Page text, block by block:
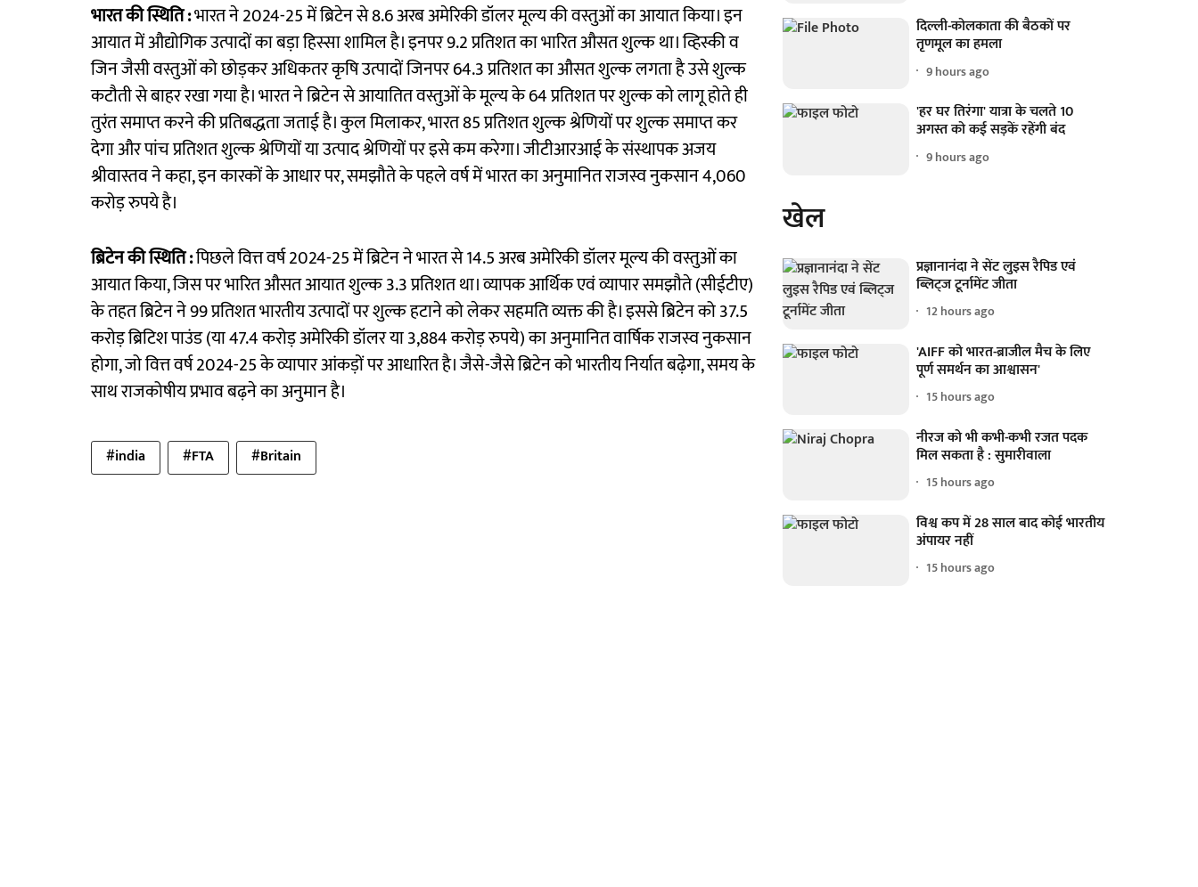
भारत की स्थिति :भारत ने 2024-25 में ब्रिटेन से 8.6 अरब अमेरिकी डॉलर मूल्य की वस्तुओं का आयात किया। इन
आयात में औद्योगिक उत्पादों का बड़ा हिस्सा शामिल है। इनपर 9.2 प्रतिशत का भारित औसत शुल्क था। व्हिस्की व
जिन जैसी वस्तुओं को छोड़कर अधिकतर कृषि उत्पादों जिनपर 64.3 प्रतिशत का औसत शुल्क लगता है उसे शुल्क
कटौती से बाहर रखा गया है। भारत ने ब्रिटेन से आयातित वस्तुओं के मूल्य के 64 प्रतिशत पर शुल्क को लागू होते ही
तुरंत समाप्त करने की प्रतिबद्धता जताई है। कुल मिलाकर, भारत 85 प्रतिशत शुल्क श्रेणियों पर शुल्क समाप्त कर
देगा और पांच प्रतिशत शुल्क श्रेणियों या उत्पाद श्रेणियों पर इसे कम करेगा। जीटीआरआई के संस्थापक अजय
श्रीवास्तव ने कहा, इन कारकों के आधार पर, समझौते के पहले वर्ष में भारत का अनुमानित राजस्व नुकसान 4,060
करोड़ रुपये है।
ब्रिटेन की स्थिति :पिछले वित्त वर्ष 2024-25 में ब्रिटेन ने भारत से 14.5 अरब अमेरिकी डॉलर मूल्य की वस्तुओं का
आयात किया, जिस पर भारित औसत आयात शुल्क 3.3 प्रतिशत था। व्यापक आर्थिक एवं व्यापार समझौते (सीईटीए)
के तहत ब्रिटेन ने 99 प्रतिशत भारतीय उत्पादों पर शुल्क हटाने को लेकर सहमति व्यक्त की है। इससे ब्रिटेन को 37.5
करोड़ ब्रिटिश पाउंड (या 47.4 करोड़ अमेरिकी डॉलर या 3,884 करोड़ रुपये) का अनुमानित वार्षिक राजस्व नुकसान
होगा, जो वित्त वर्ष 2024-25 के व्यापार आंकड़ों पर आधारित है। जैसे-जैसे ब्रिटेन को भारतीय निर्यात बढ़ेगा, समय के
साथ राजकोषीय प्रभाव बढ़ने का अनुमान है।
#india #FTA #Britain
दिल्ली-कोलकाता की बैठकों पर
तृणमूल का हमला
9 hours ago
'हर घर तिरंगा' यात्रा के चलते 10
अगस्त को कई सड़कें रहेंगी बंद
9 hours ago
खेल
प्रज्ञानानंदा ने सेंट लुइस रैपिड एवं
ब्लिट्ज टूर्नामेंट जीता
12 hours ago
'AIFF को भारत-ब्राजील मैच के लिए
पूर्ण समर्थन का आश्वासन'
15 hours ago
नीरज को भी कभी-कभी रजत पदक
मिल सकता है : सुमारीवाला
15 hours ago
विश्व कप में 28 साल बाद कोई भारतीय
अंपायर नहीं
15 hours ago